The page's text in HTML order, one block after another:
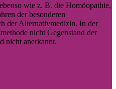
wie z. B. die Homöopathie,
der besonderen
der Alternativmedizin. In der
nicht Gegenstand der
nicht anerkannt.